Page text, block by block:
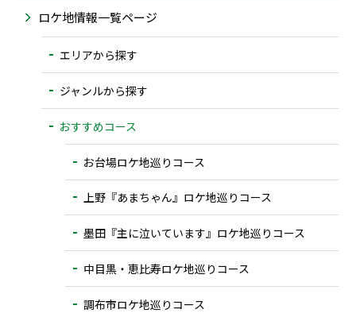
ロケ地情報一覧ページ
エリアから探す
ジャンルから探す
おすすめコース
お台場ロケ地巡りコース
上野『あまちゃん』ロケ地巡りコース
墨田『主に泣いています』ロケ地巡りコース
中目黒・恵比寿ロケ地巡りコース
調布市ロケ地巡りコース